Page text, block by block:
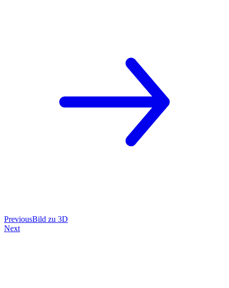
PreviousBild zu 3D
Next